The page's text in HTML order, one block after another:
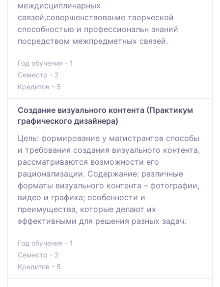
междисциплинарных
связей.совершенствование творческой
способностью и профессиональн знаний
посредством межпредметных связей.
Год обучения - 1
Семестр - 2
Кредитов - 5
Создание визуального контента (Практикум
графического дизайнера)
Цель: формирование у магистрантов способы
и требования создания визуального контента,
рассматриваются возможности его
рационализации. Содержание: различные
форматы визуального контента – фотографии,
видео и графика; особенности и
преимущества, которые делают их
эффективными для решения разных задач.
Год обучения - 1
Семестр - 2
Кредитов - 5